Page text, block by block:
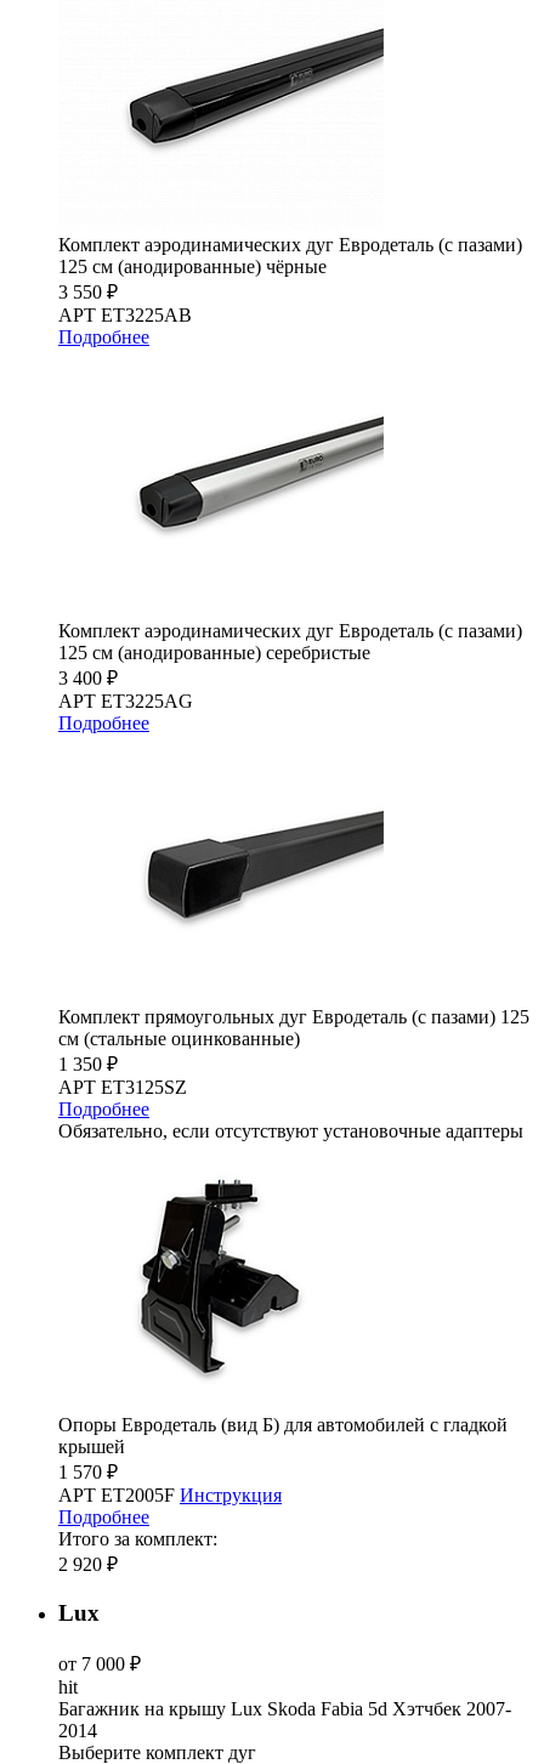
Комплект аэродинамических дуг Евродеталь (с пазами)
125 см (анодированные) чёрные
3 550 ₽
АРТ ET3225AB
Подробнее
Комплект аэродинамических дуг Евродеталь (с пазами)
125 см (анодированные) серебристые
3 400 ₽
АРТ ET3225AG
Подробнее
Комплект прямоугольных дуг Евродеталь (с пазами) 125
см (стальные оцинкованные)
1 350 ₽
АРТ ET3125SZ
Подробнее
Обязательно, если отсутствуют установочные адаптеры
Опоры Евродеталь (вид Б) для автомобилей с гладкой
крышей
1 570 ₽
АРТ ET2005F Инструкция
Подробнее
Итого за комплект:
2 920 ₽
Lux
от 7 000 ₽
hit
Багажник на крышу Lux Skoda Fabia 5d Хэтчбек 2007-
2014
Выберите комплект дуг